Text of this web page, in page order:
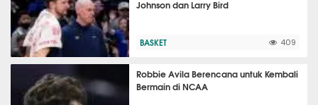
Johnson dan Larry Bird
BASKET 409
Robbie Avila Berencana untuk Kembali
Bermain di NCAA